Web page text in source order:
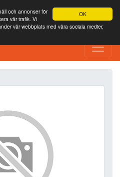
OK
och annonser för
vår trafik. Vi
vår webbplats med våra sociala medier,